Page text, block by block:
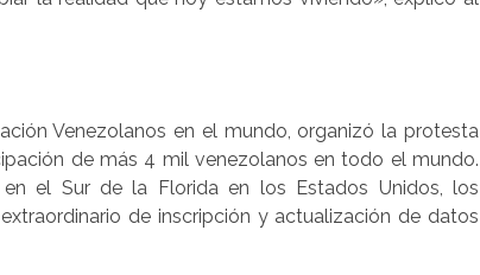
Venezolanos en el mundo, organizó la protesta
de más 4 mil venezolanos en todo el mundo.
el Sur de la Florida en los Estados Unidos, los
de inscripción y actualización de datos